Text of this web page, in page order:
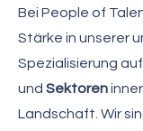
Bei People of
Stärke in unserer
Spezialisierung
und Sektoren
Landschaft. Wir